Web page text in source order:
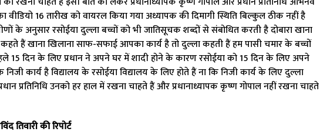
16 तारीख को वायरल किया गया अध्यापक की दिमागी स्थिति बिल्कुल ठीक नहीं है
के अनुसार रसोईया दुल्ला बच्चों को भी जातिसूचक शब्दों से संबोधित करती है दोबारा खाना
हैं खाना खिलाना साफ-सफाई आपका कार्य है तो दुल्ला कहती हैं हम पासी चमार के बच्चों
दिन के लिए प्रधान ने अपने घर में शादी होने के कारण रसोईया को 15 दिन के लिए अपने
कार्य है विद्यालय के रसोईया विद्यालय के लिए होते हैं ना कि निजी कार्य के लिए दुल्ला
प्रतिनिधि उनको हर हाल में रखना चाहते हैं और प्रधानाध्यापक कृष्ण गोपाल नहीं रखना चाहते
तिवारी की रिपोर्ट